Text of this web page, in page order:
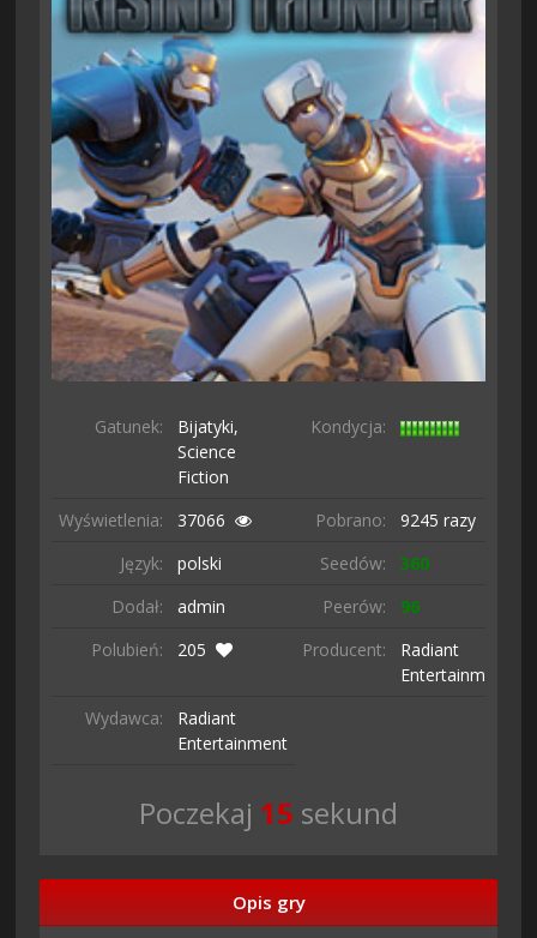
Gatunek:
Bijatyki,
Science
Fiction
Kondycja:
Wyświetlenia: 37066 Pobrano:
9245 razy
Język:
polski Seedów:
360
Dodał:
admin Peerów:
96
Polubień:
205 Producent:
Radiant
Entertainment
Wydawca:
Radiant
Entertainment
Poczekaj 14 sekund
Opis gry